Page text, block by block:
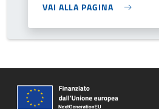
VAI ALLA PAGINA